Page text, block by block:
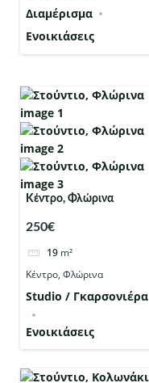
Διαμέρισμα
Ενοικιάσεις
Κέντρο, Φλώρινα
250€
19 m²
Κέντρο, Φλώρινα
Studio / Γκαρσονιέρα
Ενοικιάσεις